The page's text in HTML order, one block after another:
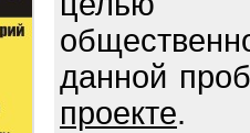
данной
проекте.